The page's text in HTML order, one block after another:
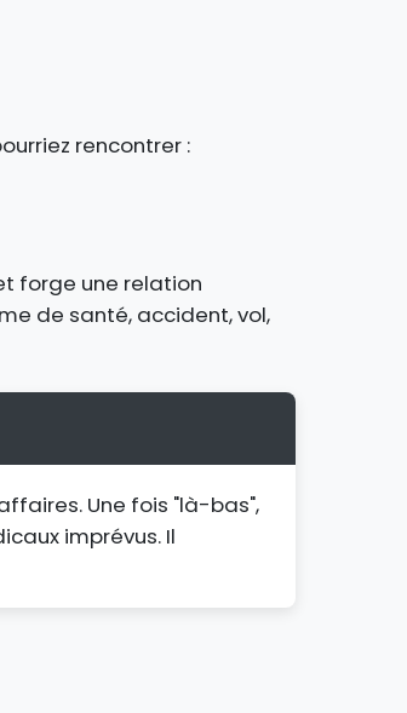
rencontrer :
forge une relation
de santé, accident, vol,
Une fois "là-bas",
imprévus. Il